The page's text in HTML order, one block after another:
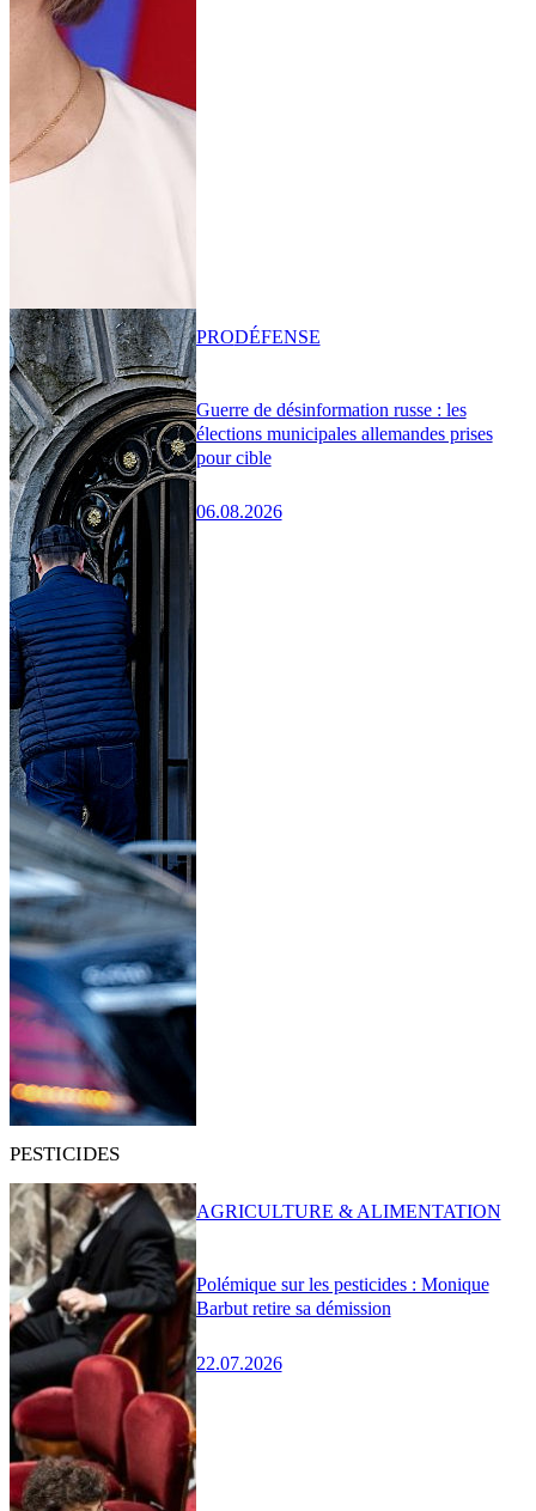
Guerre de désinformation russe : les
élections municipales allemandes prises
pour cible
06.08.2026
PRODÉFENSE
PESTICIDES
Polémique sur les pesticides : Monique
Barbut retire sa démission
22.07.2026
AGRICULTURE & ALIMENTATION